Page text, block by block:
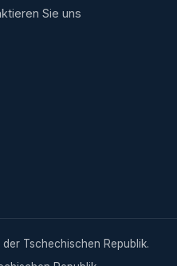
Sie uns
Tschechischen Republik.